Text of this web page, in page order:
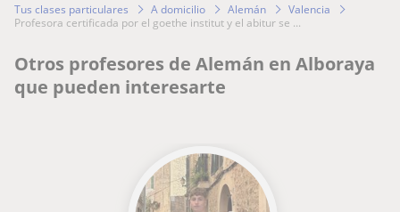
Tus clases particulares A domicilio Alemán
Valencia
profesora certificada por el goethe institut y el abitur se ...
Otros profesores de Alemán en Alboraya
que pueden interesarte